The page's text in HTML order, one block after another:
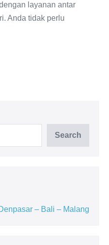
layanan antar
Anda tidak perlu
Search
– Bali – Malang